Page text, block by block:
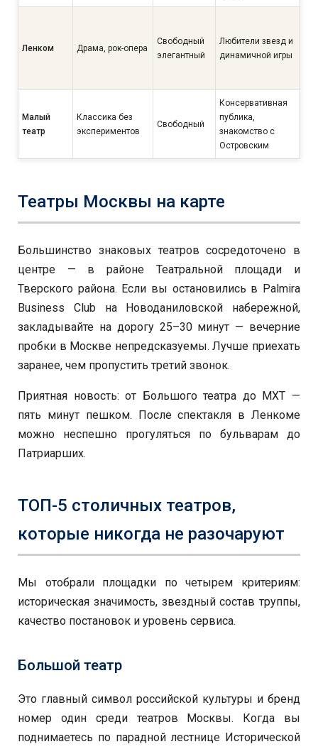
Ленком Драма, рок-опера
Свободный
элегантный
Любители звезд и
динамичной игры
Малый
театр
Классика без
экспериментов
Свободный
Консервативная
публика,
знакомство с
Островским
Театры Москвы на карте
Большинство знаковых театров сосредоточено в
центре — в районе Театральной площади и
Тверского района. Если вы остановились в Palmira
Business Club на Новоданиловской набережной,
закладывайте на дорогу 25–30 минут — вечерние
пробки в Москве непредсказуемы. Лучше приехать
заранее, чем пропустить третий звонок.
Приятная новость: от Большого театра до МХТ —
пять минут пешком. После спектакля в Ленкоме
можно неспешно прогуляться по бульварам до
Патриарших.
ТОП-5 столичных театров,
которые никогда не разочаруют
Мы отобрали площадки по четырем критериям:
историческая значимость, звездный состав труппы,
качество постановок и уровень сервиса.
Большой театр
Это главный символ российской культуры и бренд
номер один среди театров Москвы. Когда вы
поднимаетесь по парадной лестнице Исторической